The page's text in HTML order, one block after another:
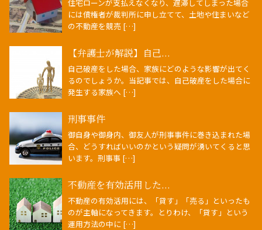
住宅ローンが支払えなくなり、遅滞してしまった場合
には債権者が裁判所に申し立てて、土地や住まいなど
の不動産を競売 […]
【弁護士が解説】自己...
自己破産をした場合、家族にどのような影響が出てく
るのでしょうか。当記事では、自己破産をした場合に
発生する家族へ […]
刑事事件
御自身や御身内、御友人が刑事事件に巻き込まれた場
合、どうすればいいのかという疑問が湧いてくると思
います。刑事事 […]
不動産を有効活用した...
不動産の有効活用には、「貸す」「売る」といったも
のが主軸になってきます。とりわけ、「貸す」という
運用方法の中に […]